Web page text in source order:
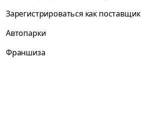
Зарегистрироваться как поставщик
Автопарки
Франшиза